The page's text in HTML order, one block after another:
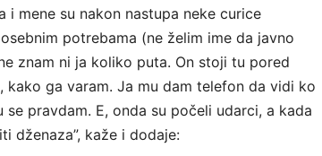
i mene su nakon nastupa neke curice
potrebama (ne želim ime da javno
znam ni ja koliko puta. On stoji tu pored
kako ga varam. Ja mu dam telefon da vidi ko
se pravdam. E, onda su počeli udarci, a kada
dženaza”, kaže i dodaje: